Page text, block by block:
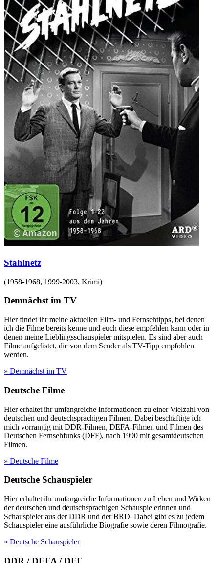
Stahlnetz
(1958-1968, 1999-2003, Krimi)
Demnächst im TV
Hier findet ihr meine aktuellen Film- und Fernsehtipps, bei denen
ich die Filme bereits kenne und euch diese empfehlen kann oder in
denen meine Lieblingsschauspieler mitspielen. Es sind aber auch
Filme aufgelistet, die von dem Sender als TV-Tipp empfohlen
werden.
» Demnächst im TV
Deutsche Filme
Hier erhaltet ihr umfangreiche Informationen zu einer Vielzahl von
deutschen und deutschsprachigen Filmen. Dabei beschäftige ich
mich vorrangig mit DDR-Filmen, DEFA-Filmen und Filmen des
Deutschen Fernsehfunks (DFF), nach 1990 mit gesamtdeutschen
Filmen.
» Deutsche Filme
Deutsche Schauspieler
Hier erhaltet ihr umfangreiche Informationen zu Leben und Wirken
der deutschen und deutschsprachigen Schauspielerinnen und
Schauspieler aus der DDR und der BRD. Dabei gibt es zu jedem
Schauspieler eine ausführliche Biografie sowie deren Filmografie.
» Deutsche Schauspieler
DDR / DEFA / DFF